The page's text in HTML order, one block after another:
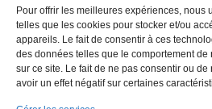
Pour offrir les meilleures expériences, nous
telles que les cookies pour stocker et/ou
appareils. Le fait de consentir à ces
des données telles que le comportement
sur ce site. Le fait de ne pas consentir ou
avoir un effet négatif sur certaines